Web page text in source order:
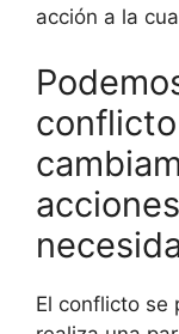
acción a la
El conflicto se